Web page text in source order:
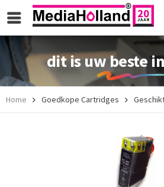
dit is uw beste
Home Goedkope Cartridges